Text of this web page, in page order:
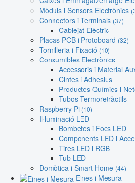
Mòduls i Sensors Electrònics
Connectors i Terminals (37)
Cablejat Elèctric
Placas PCB i Protoboard (32)
Tornilleria i Fixació (10)
Consumibles Electrònics
Accessoris i Material
Cintes i Adhesius
Productes Químics i
Tubos Termoretràctils
Raspberry Pi (10)
Il·luminació LED
Bombetes i Focs LED
Components LED i
Tires LED i RGB
Tub LED
Domòtica i Smart Home (44)
Eines i Mesura